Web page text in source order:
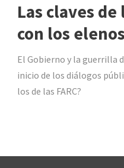
Las claves
con los elenos
El Gobierno y la guerrilla
inicio de los diálogos
los de las FARC?